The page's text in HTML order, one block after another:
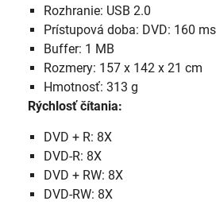
Rozhranie: USB 2.0
Prístupová doba: DVD: 160
Buffer: 1 MB
Rozmery: 157 x 142 x 21 cm
Hmotnosť: 313 g
Rýchlosť čítania:
DVD + R: 8X
DVD-R: 8X
DVD + RW: 8X
DVD-RW: 8X